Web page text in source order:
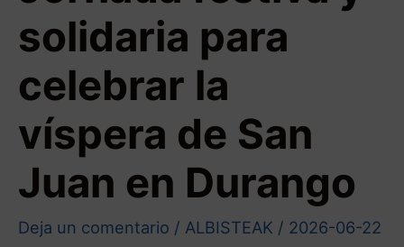
solidaria para
celebrar la
víspera de San
Juan en Durango
Deja un comentario / ALBISTEAK / 2026-06-22